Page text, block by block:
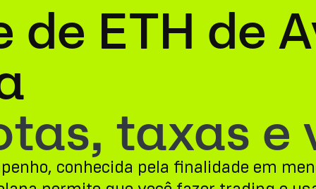
de ETH de
taxas e
conhecida pela finalidade em